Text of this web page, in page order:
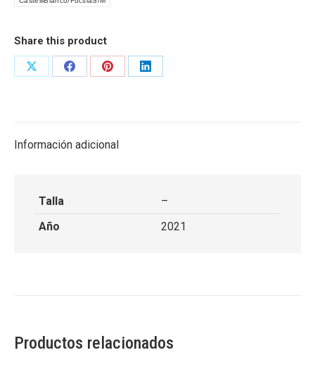
Share this product
Share
Share
Share
Share
Información adicional
Talla
–
Año
2021
Productos relacionados